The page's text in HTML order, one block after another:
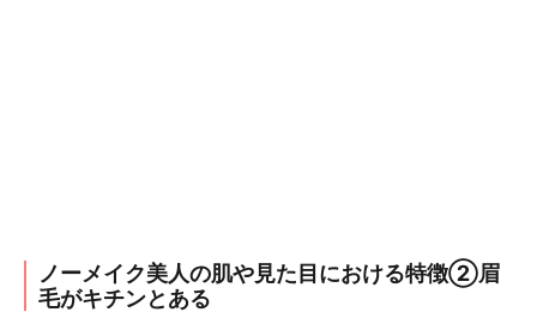
ノーメイク美人の肌や見た目における特徴②眉
毛がキチンとある